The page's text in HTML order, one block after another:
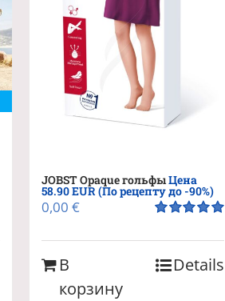
JOBST Opaque гольфыЦена
58.90 EUR (По рецепту до -90%)
из 5
0,00€
В
корзину
Details